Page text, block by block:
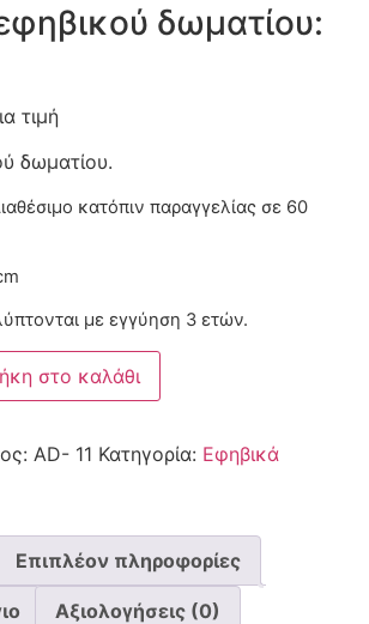
δωματίου:
τιμή
δωματίου.
κατόπιν παραγγελίας
με εγγύηση 3 ετών.
στο καλάθι
AD- 11 Κατηγορία: Εφηβικά
Επιπλέον πληροφορίες
Αξιολογήσεις (0)